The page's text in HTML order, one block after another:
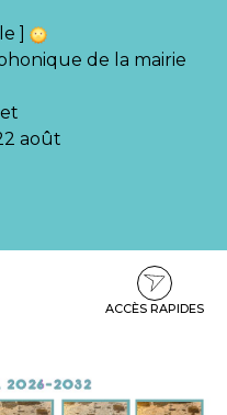
]
de la mairie
août
ACCÈS RAPIDES